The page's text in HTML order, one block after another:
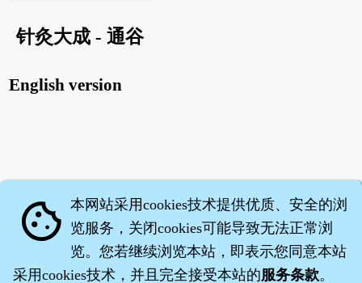
针灸大成 - 通谷
English version
cookie 本网站采用cookies技术提供优质、安全的浏
览服务，关闭cookies可能导致无法正常浏
览。您若继续浏览本站，即表示您同意本站
采用cookies技术，并且完全接受本站的服务条款。